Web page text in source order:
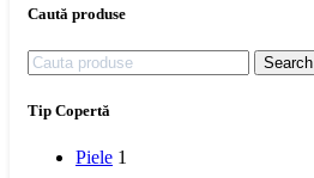
Caută produse
Search
Tip Copertă
Piele 1